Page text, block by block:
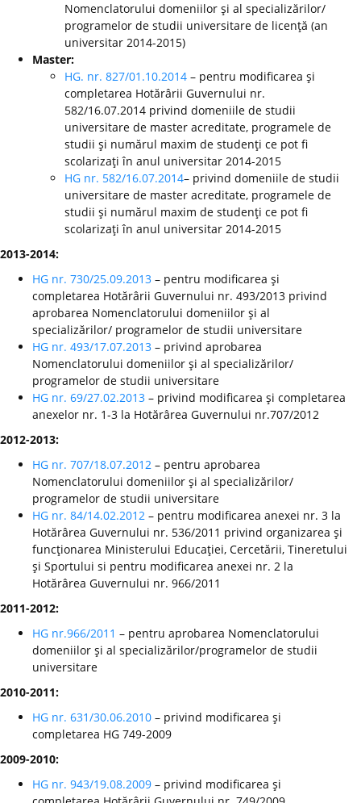
Nomenclatorului domeniilor şi al specializărilor/
programelor de studii universitare de licenţă (an
universitar 2014-2015)
Master:
HG. nr. 827/01.10.2014 – pentru modificarea şi
completarea Hotărârii Guvernului nr.
582/16.07.2014 privind domeniile de studii
universitare de master acreditate, programele de
studii şi numărul maxim de studenţi ce pot fi
scolarizaţi în anul universitar 2014-2015
HG nr. 582/16.07.2014– privind domeniile de studii
universitare de master acreditate, programele de
studii şi numărul maxim de studenţi ce pot fi
scolarizaţi în anul universitar 2014-2015
2013-2014:
HG nr. 730/25.09.2013 – pentru modificarea şi
completarea Hotărârii Guvernului nr. 493/2013 privind
aprobarea Nomenclatorului domeniilor şi al
specializărilor/ programelor de studii universitare
HG nr. 493/17.07.2013 – privind aprobarea
Nomenclatorului domeniilor şi al specializărilor/
programelor de studii universitare
HG nr. 69/27.02.2013 – privind modificarea şi completarea
anexelor nr. 1-3 la Hotărârea Guvernului nr.707/2012
2012-2013:
HG nr. 707/18.07.2012 – pentru aprobarea
Nomenclatorului domeniilor şi al specializărilor/
programelor de studii universitare
HG nr. 84/14.02.2012 – pentru modificarea anexei nr. 3 la
Hotărârea Guvernului nr. 536/2011 privind organizarea şi
funcţionarea Ministerului Educaţiei, Cercetării, Tineretului
şi Sportului si pentru modificarea anexei nr. 2 la
Hotărârea Guvernului nr. 966/2011
2011-2012:
HG nr.966/2011 – pentru aprobarea Nomenclatorului
domeniilor şi al specializărilor/programelor de studii
universitare
2010-2011:
HG nr. 631/30.06.2010 – privind modificarea şi
completarea HG 749-2009
2009-2010:
HG nr. 943/19.08.2009 – privind modificarea şi